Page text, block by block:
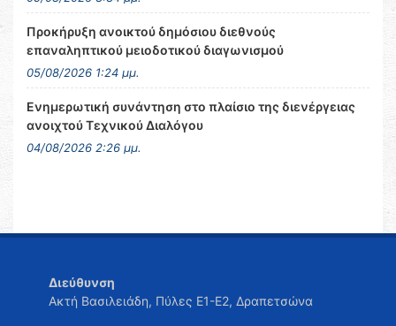
Προκήρυξη ανοικτού δημόσιου διεθνούς
επαναληπτικού μειοδοτικού διαγωνισμού
05/08/2026 1:24 μμ.
Ενημερωτική συνάντηση στο πλαίσιο της διενέργειας
ανοιχτού Τεχνικού Διαλόγου
04/08/2026 2:26 μμ.
Διεύθυνση
Ακτή Βασιλειάδη, Πύλες Ε1-Ε2, Δραπετσώνα